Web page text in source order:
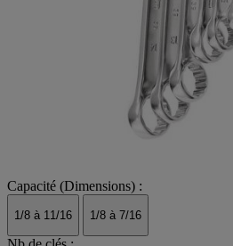
Capacité (Dimensions) :
1/8 à 11/16 1/8 à 7/16